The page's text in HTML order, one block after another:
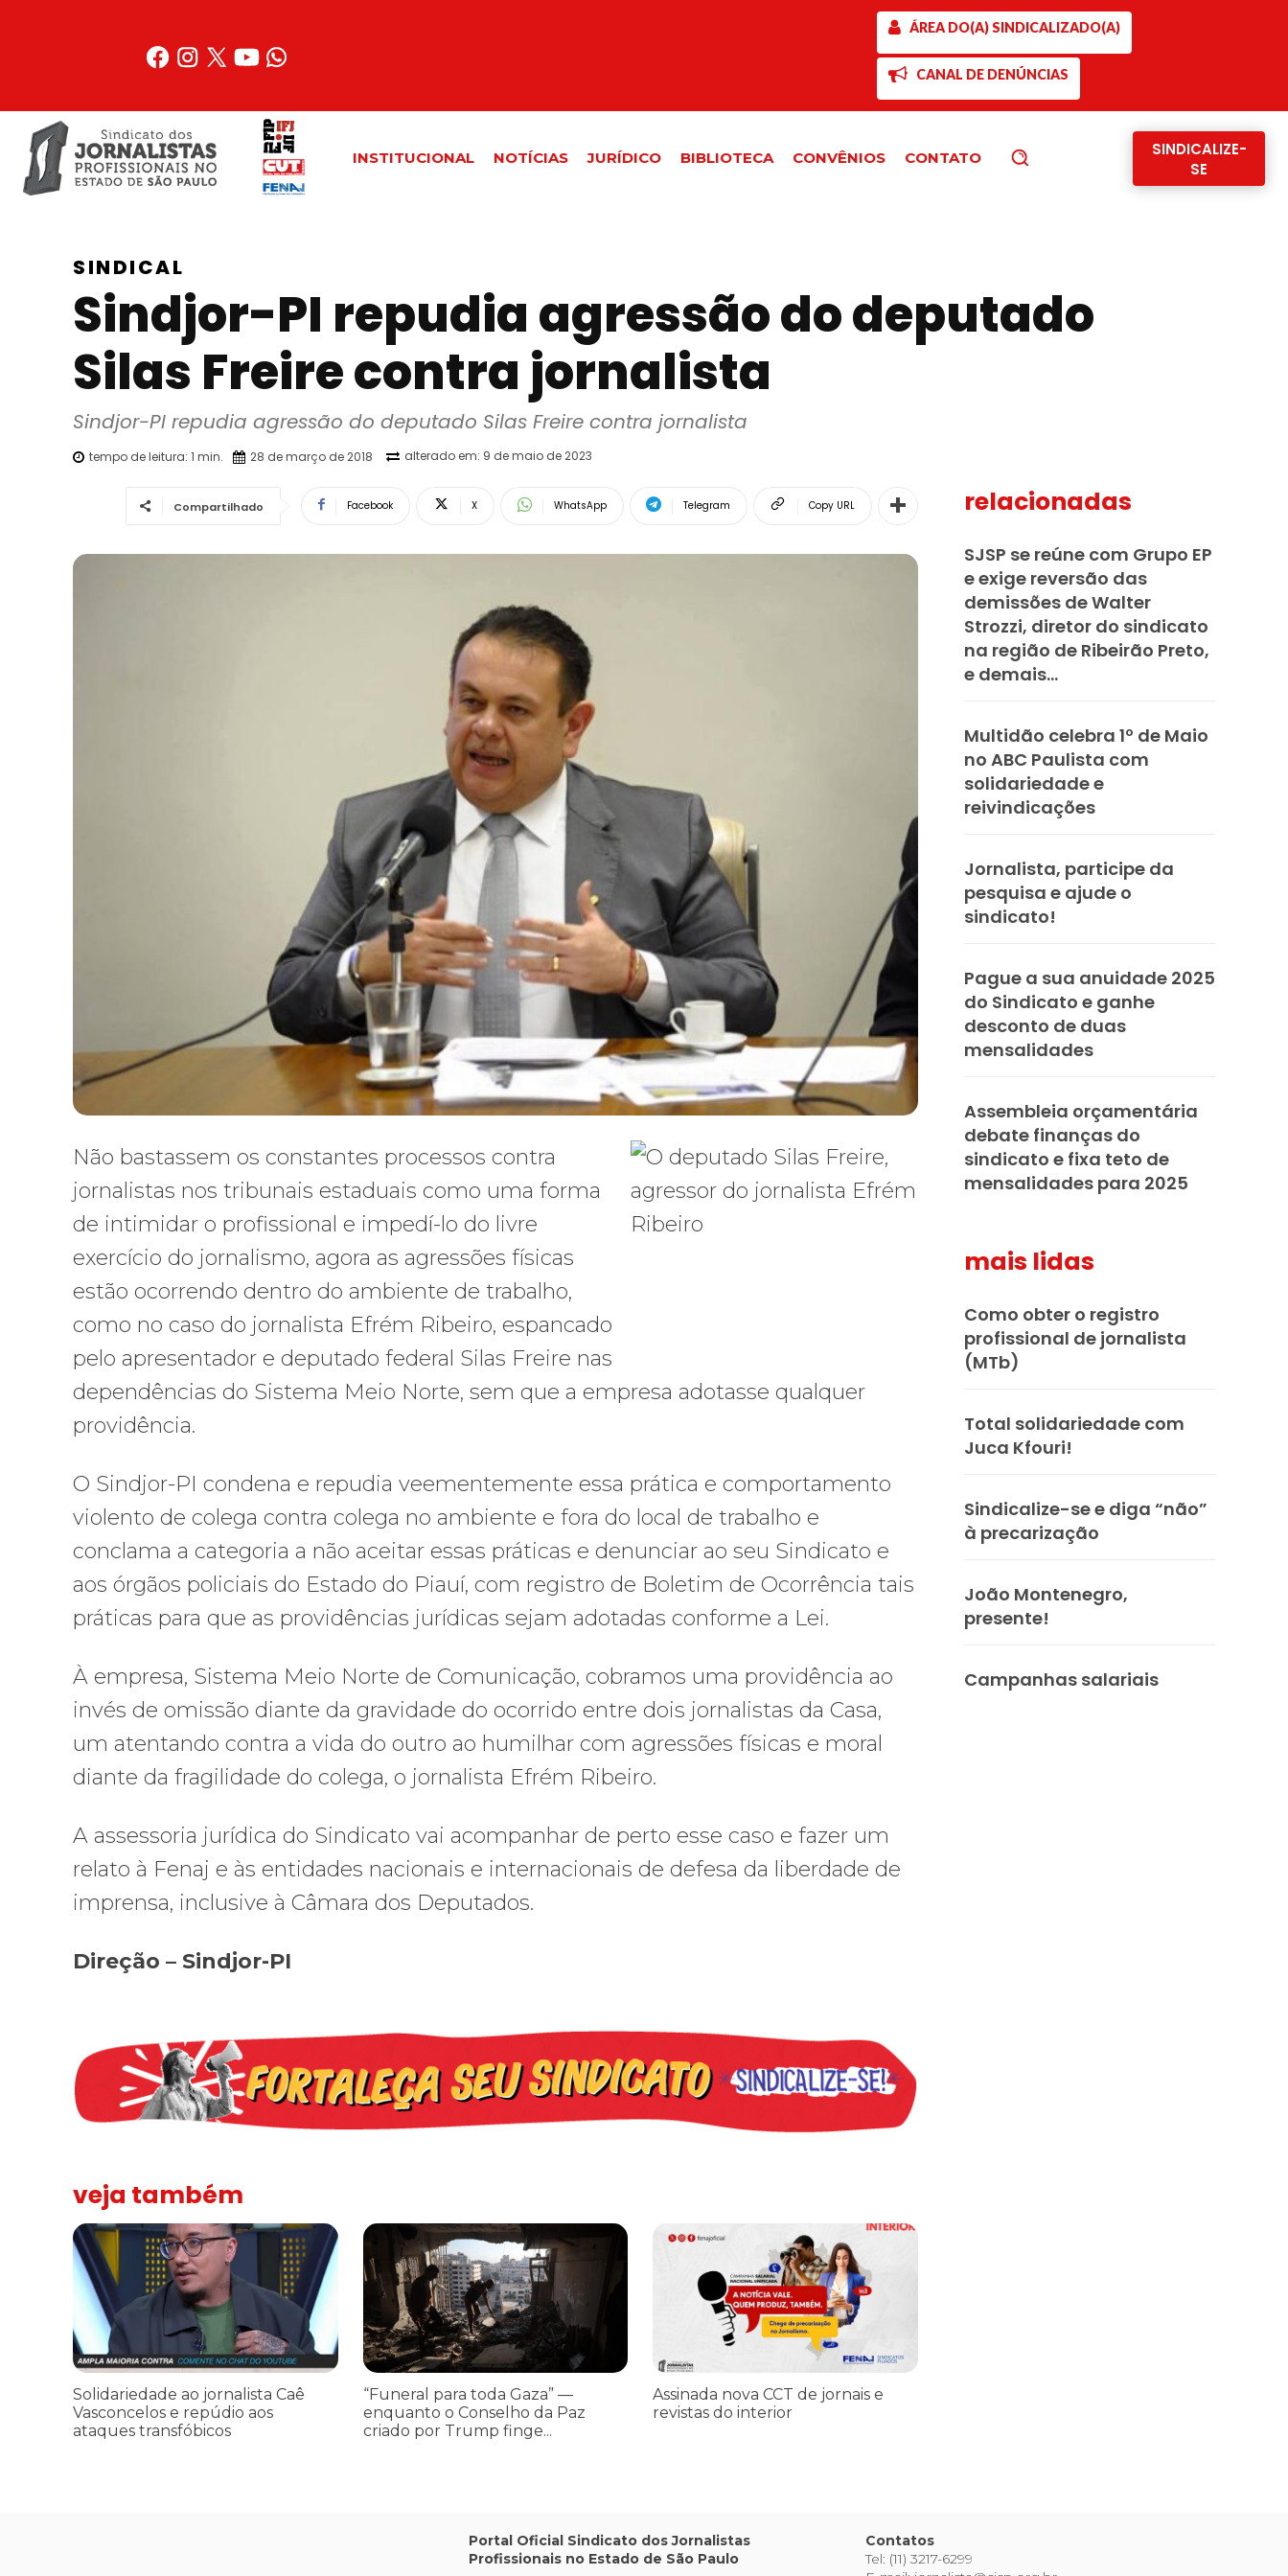
ÁREA DO(A) SINDICALIZADO(A)
CANAL DE DENÚNCIAS
INSTITUCIONAL NOTÍCIAS JURÍDICO BIBLIOTECA CONVÊNIOS CONTATO
SINDICALIZE-
SE
SINDICAL
Sindjor-PI repudia agressão do deputado
Silas Freire contra jornalista
Sindjor-PI repudia agressão do deputado Silas Freire contra jornalista
tempo de leitura: 1 min. 28 de março de 2018 alterado em: 9 de maio de 2023
Compartilhado Facebook X WhatsApp Telegram Copy URL
Não bastassem os constantes processos contra
jornalistas nos tribunais estaduais como uma forma
de intimidar o profissional e impedí-lo do livre
exercício do jornalismo, agora as agressões físicas
estão ocorrendo dentro do ambiente de trabalho,
como no caso do jornalista Efrém Ribeiro, espancado
pelo apresentador e deputado federal Silas Freire nas
dependências do Sistema Meio Norte, sem que a empresa adotasse qualquer
providência.
O Sindjor-PI condena e repudia veementemente essa prática e comportamento
violento de colega contra colega no ambiente e fora do local de trabalho e
conclama a categoria a não aceitar essas práticas e denunciar ao seu Sindicato e
aos órgãos policiais do Estado do Piauí, com registro de Boletim de Ocorrência tais
práticas para que as providências jurídicas sejam adotadas conforme a Lei.
À empresa, Sistema Meio Norte de Comunicação, cobramos uma providência ao
invés de omissão diante da gravidade do ocorrido entre dois jornalistas da Casa,
um atentando contra a vida do outro ao humilhar com agressões físicas e moral
diante da fragilidade do colega, o jornalista Efrém Ribeiro.
A assessoria jurídica do Sindicato vai acompanhar de perto esse caso e fazer um
relato à Fenaj e às entidades nacionais e internacionais de defesa da liberdade de
imprensa, inclusive à Câmara dos Deputados.
Direção – Sindjor-PI
veja também
Solidariedade ao jornalista Caê Vasconcelos e repúdio aos ataques transfóbicos
Solidariedade ao jornalista Caê
Vasconcelos e repúdio aos
ataques transfóbicos
“Funeral para toda Gaza” — enquanto o Conselho da Paz criado por Trump finge praticar diplomacia, Israel intensifica assassinatos
“Funeral para toda Gaza” —
enquanto o Conselho da Paz
criado por Trump finge...
Assinada nova CCT de jornais e revistas do interior
Assinada nova CCT de jornais e
revistas do interior
relacionadas
SJSP se reúne com Grupo EP
e exige reversão das
demissões de Walter
Strozzi, diretor do sindicato
na região de Ribeirão Preto,
e demais...
Multidão celebra 1º de Maio
no ABC Paulista com
solidariedade e
reivindicações
Jornalista, participe da
pesquisa e ajude o
sindicato!
Pague a sua anuidade 2025
do Sindicato e ganhe
desconto de duas
mensalidades
Assembleia orçamentária
debate finanças do
sindicato e fixa teto de
mensalidades para 2025
mais lidas
Como obter o registro
profissional de jornalista
(MTb)
Total solidariedade com
Juca Kfouri!
Sindicalize-se e diga “não”
à precarização
João Montenegro,
presente!
Campanhas salariais
Portal Oficial Sindicato dos Jornalistas
Profissionais no Estado de São Paulo
Contatos
Tel: (11) 3217-6299